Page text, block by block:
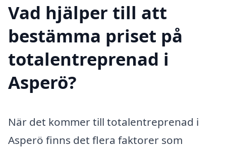
Vad hjälper till att
bestämma priset på
totalentreprenad i
Asperö?
När det kommer till totalentreprenad i
Asperö finns det flera faktorer som